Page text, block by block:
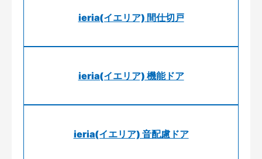
ieria(イエリア) 間仕切戸
ieria(イエリア) 機能ドア
ieria(イエリア) 音配慮ドア